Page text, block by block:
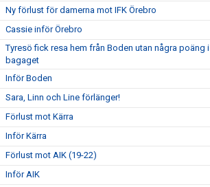
Ny förlust för damerna mot IFK Örebro
Cassie inför Örebro
Tyresö fick resa hem från Boden utan några poäng i
bagaget
Inför Boden
Sara, Linn och Line förlänger!
Förlust mot Kärra
Inför Kärra
Förlust mot AIK (19-22)
Inför AIK